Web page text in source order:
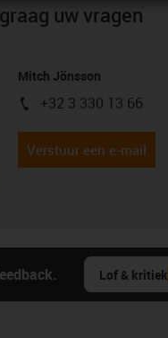
uw vragen
Mitch Jönsson
igus-icon-phone
+32 3 330 13 66
Verstuur een e-mail
Lof & kritiek